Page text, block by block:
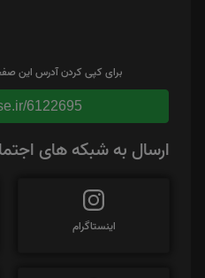
برای کپی کردن آدرس این
6122695
ارسال به شبکه های
اینستاگرام